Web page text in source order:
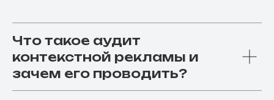
Что такое аудит
контекстной рекламы и
зачем его проводить?